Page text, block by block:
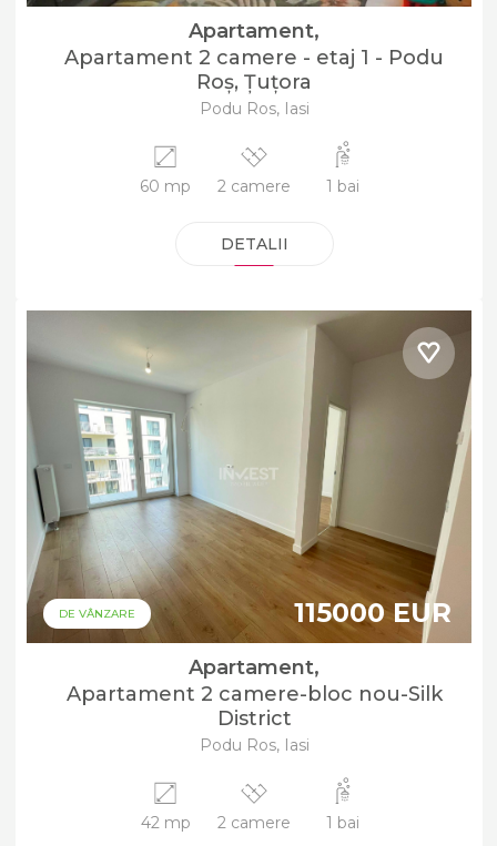
Apartament,
Apartament 2 camere - etaj 1 - Podu
Roș, Țuțora
Podu Ros, Iasi
60 mp 2 camere 1 bai
DETALII
DE VÂNZARE 115000 EUR
Apartament,
Apartament 2 camere-bloc nou-Silk
District
Podu Ros, Iasi
42 mp 2 camere 1 bai